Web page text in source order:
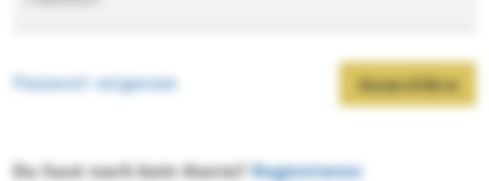
Passwort vergessen Anmelden
Du hast noch kein Konto?Registrieren